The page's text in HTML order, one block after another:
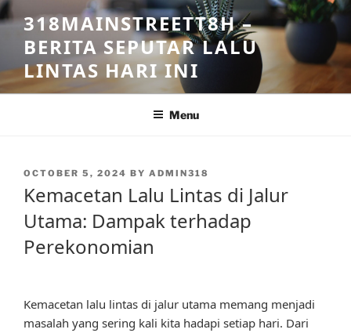
Skip
to
content
318MAINSTREETT8H –
BERITA SEPUTAR LALU
LINTAS HARI INI
Menu
POSTED
OCTOBER 5, 2024 BY ADMIN318
Kemacetan Lalu Lintas di Jalur
Utama: Dampak terhadap
Perekonomian
Kemacetan lalu lintas di jalur utama memang menjadi
masalah yang sering kali kita hadapi setiap hari. Dari